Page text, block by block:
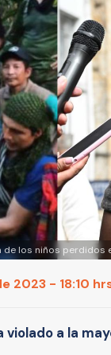
de los niños
2023 - 18:10
violado a la